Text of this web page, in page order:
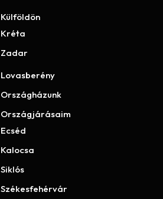
Külföldön
Kréta
Zadar
Lovasberény
Országházunk
Országjárásaim
Ecséd
Kalocsa
Siklós
Székesfehérvár